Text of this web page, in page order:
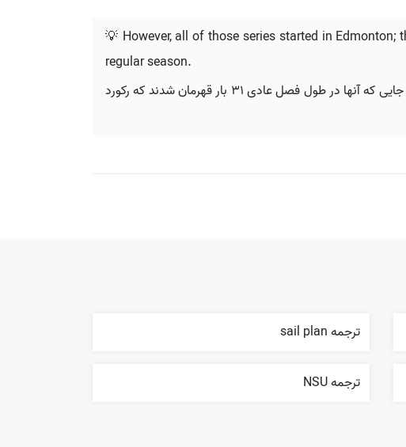
💡 However, all of those series started in
regular season.
با این حال، تمام آن سری مسابقات در ادمونتون آغاز شد؛ این بار کینگز اولین پیروزی خود را در خانه به دست آورد، جایی که آنها در طول فصل عادی ۳۱ بار قهرمان شدند که رکورد
ترجمه sail plan
ترجمه NSU